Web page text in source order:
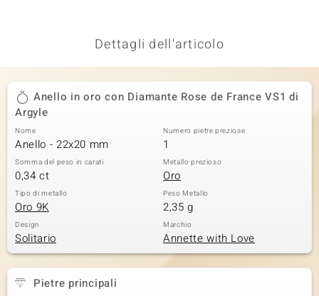
Dettagli dell'articolo
Anello in oro con Diamante Rose de France VS1 di
Argyle
Nome
Anello - 22x20 mm
Numero pietre preziose
1
Somma del peso in carati
0,34 ct
Metallo prezioso
Oro
Tipo di metallo
Oro 9K
Peso Metallo
2,35 g
Design
Solitario
Marchio
Annette with Love
Pietre principali